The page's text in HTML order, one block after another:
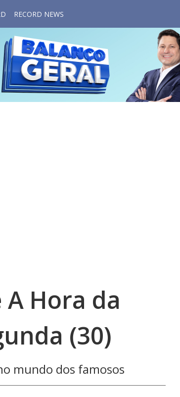
RECORD NEWS
Hora da
(30)
mundo dos famosos